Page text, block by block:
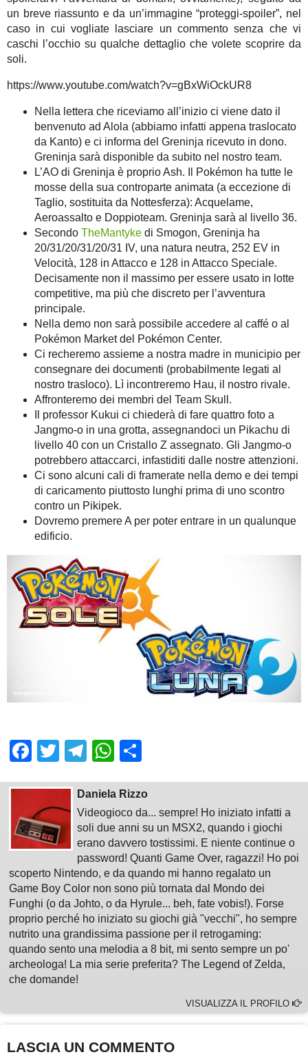
un breve riassunto e da un’immagine “proteggi-spoiler”, nel
caso in cui vogliate lasciare un commento senza che vi
caschi l’occhio su qualche dettaglio che volete scoprire da
soli.
https://www.youtube.com/watch?v=gBxWiOckUR8
Nella lettera che riceviamo all’inizio ci viene dato il
benvenuto ad Alola (abbiamo infatti appena traslocato
da Kanto) e ci informa del Greninja ricevuto in dono.
Greninja sarà disponible da subito nel nostro team.
L’AO di Greninja è proprio Ash. Il Pokémon ha tutte le
mosse della sua controparte animata (a eccezione di
Taglio, sostituita da Nottesferza): Acquelame,
Aeroassalto e Doppioteam. Greninja sarà al livello 36.
Secondo TheMantyke di Smogon, Greninja ha
20/31/20/31/20/31 IV, una natura neutra, 252 EV in
Velocità, 128 in Attacco e 128 in Attacco Speciale.
Decisamente non il massimo per essere usato in lotte
competitive, ma più che discreto per l’avventura
principale.
Nella demo non sarà possibile accedere al caffé o al
Pokémon Market del Pokémon Center.
Ci recheremo assieme a nostra madre in municipio per
consegnare dei documenti (probabilmente legati al
nostro trasloco). Lì incontreremo Hau, il nostro rivale.
Affronteremo dei membri del Team Skull.
Il professor Kukui ci chiederà di fare quattro foto a
Jangmo-o in una grotta, assegnandoci un Pikachu di
livello 40 con un Cristallo Z assegnato. Gli Jangmo-o
potrebbero attaccarci, infastiditi dalle nostre attenzioni.
Ci sono alcuni cali di framerate nella demo e dei tempi
di caricamento piuttosto lunghi prima di uno scontro
contro un Pikipek.
Dovremo premere A per poter entrare in un qualunque
edificio.
Facebook
TwitterTelegram
WhatsApp
Daniela Rizzo
Videogioco da... sempre! Ho iniziato infatti a
soli due anni su un MSX2, quando i giochi
erano davvero tostissimi. E niente continue o
password! Quanti Game Over, ragazzi! Ho poi
scoperto Nintendo, e da quando mi hanno regalato un
Game Boy Color non sono più tornata dal Mondo dei
Funghi (o da Johto, o da Hyrule... beh, fate vobis!). Forse
proprio perché ho iniziato su giochi già "vecchi", ho sempre
nutrito una grandissima passione per il retrogaming:
quando sento una melodia a 8 bit, mi sento sempre un po'
archeologa! La mia serie preferita? The Legend of Zelda,
che domande!
VISUALIZZA IL PROFILO
LASCIA UN COMMENTO